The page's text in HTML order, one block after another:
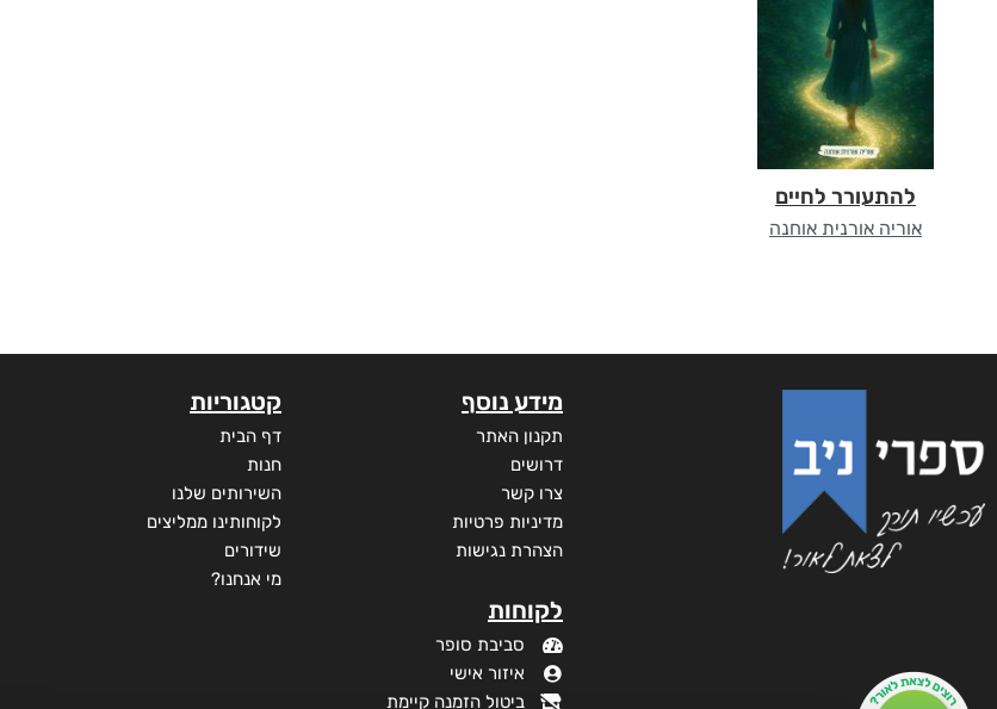
להתעורר לחיים
אוריה אורנית אוחנה
מידע נוסף
תקנון האתר
דרושים
צרו קשר
מדיניות פרטיות
הצהרת נגישות
לקוחות
סביבת סופר
איזור אישי
ביטול הזמנה קיימת
קטגוריות
דף הבית
חנות
השירותים שלנו
לקוחותינו ממליצים
שידורים
מי אנחנו?